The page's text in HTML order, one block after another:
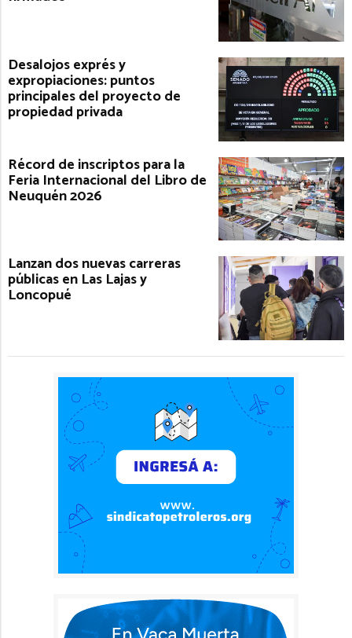
Desalojos exprés y
expropiaciones: puntos
principales del proyecto de
propiedad privada
Récord de inscriptos para la
Feria Internacional del Libro de
Neuquén 2026
Lanzan dos nuevas carreras
públicas en Las Lajas y
Loncopué